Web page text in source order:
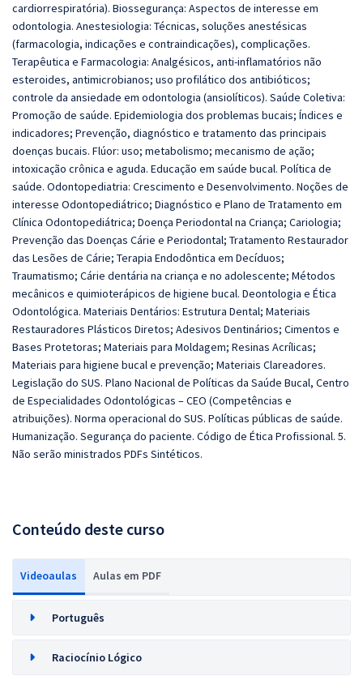
cardiorrespiratória). Biossegurança: Aspectos de interesse em
odontologia. Anestesiologia: Técnicas, soluções anestésicas
(farmacologia, indicações e contraindicações), complicações.
Terapêutica e Farmacologia: Analgésicos, anti-inflamatórios não
esteroides, antimicrobianos; uso profilático dos antibióticos;
controle da ansiedade em odontologia (ansiolíticos). Saúde Coletiva:
Promoção de saúde. Epidemiologia dos problemas bucais; Índices e
indicadores; Prevenção, diagnóstico e tratamento das principais
doenças bucais. Flúor: uso; metabolismo; mecanismo de ação;
intoxicação crônica e aguda. Educação em saúde bucal. Política de
saúde. Odontopediatria: Crescimento e Desenvolvimento. Noções de
interesse Odontopediátrico; Diagnóstico e Plano de Tratamento em
Clínica Odontopediátrica; Doença Periodontal na Criança; Cariologia;
Prevenção das Doenças Cárie e Periodontal; Tratamento Restaurador
das Lesões de Cárie; Terapia Endodôntica em Decíduos;
Traumatismo; Cárie dentária na criança e no adolescente; Métodos
mecânicos e quimioterápicos de higiene bucal. Deontologia e Ética
Odontológica. Materiais Dentários: Estrutura Dental; Materiais
Restauradores Plásticos Diretos; Adesivos Dentinários; Cimentos e
Bases Protetoras; Materiais para Moldagem; Resinas Acrílicas;
Materiais para higiene bucal e prevenção; Materiais Clareadores.
Legislação do SUS. Plano Nacional de Políticas da Saúde Bucal, Centro
de Especialidades Odontológicas – CEO (Competências e
atribuições). Norma operacional do SUS. Políticas públicas de saúde.
Humanização. Segurança do paciente. Código de Ética Profissional. 5.
Não serão ministrados PDFs Sintéticos.
Conteúdo deste curso
Videoaulas Aulas em PDF
Português
Raciocínio Lógico